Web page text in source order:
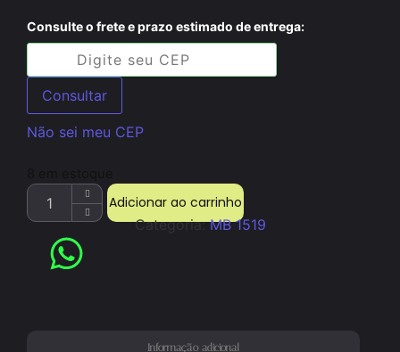
Consulte o frete e prazo estimado de entrega:
Consultar
Não sei meu CEP
Adicionar ao carrinho
Categoria:MB 1519
Informação adicional